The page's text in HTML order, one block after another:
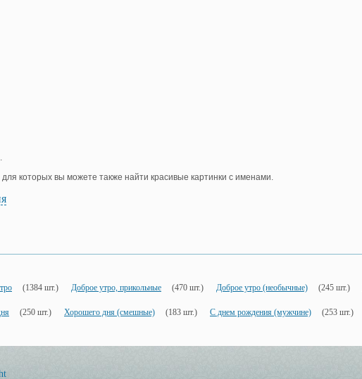
которых вы можете также найти красивые картинки с именами.
(1384 шт.) Доброе утро, прикольные (470 шт.) Доброе утро (необычные) (245 шт.)
(250 шт.) Хорошего дня (смешные) (183 шт.) С днем рождения (мужчине) (253 шт.)